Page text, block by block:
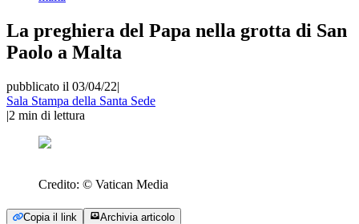
La preghiera del Papa nella grotta di San
Paolo a Malta
pubblicato il 03/04/22|
Sala Stampa della Santa Sede
|2 min di lettura
Credito: © Vatican Media
Copia il link Archivia articolo